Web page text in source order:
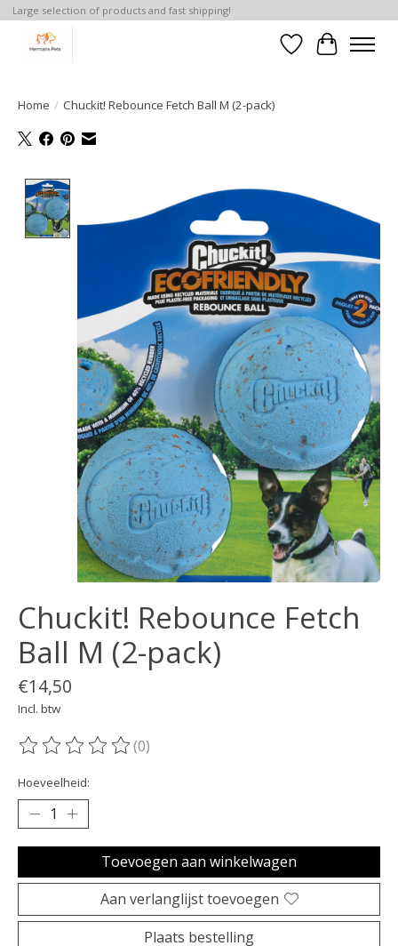
Large selection of products and fast shipping!
Verlanglijst
Home / Chuckit! Rebounce Fetch Ball M (2-pack)
Product image slideshow Items
Chuckit! Rebounce Fetch
Ball M (2-pack)
€14,50
Incl. btw
De beoordeling van dit product is
(0)
Hoeveelheid:
Toevoegen aan winkelwagen
Aan verlanglijst toevoegen
Plaats bestelling